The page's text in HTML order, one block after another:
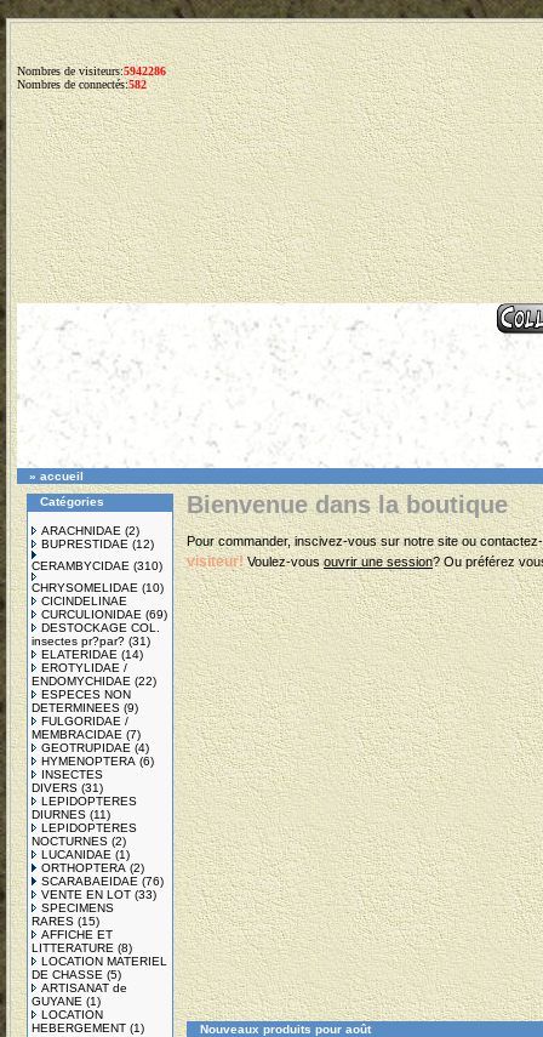
Nombres de visiteurs:5942286
Nombres de connectés:582
» accueil
Catégories
ARACHNIDAE (2)
BUPRESTIDAE (12)
CERAMBYCIDAE (310)
CHRYSOMELIDAE (10)
CICINDELINAE
CURCULIONIDAE (69)
DESTOCKAGE COL.
insectes pr?par? (31)
ELATERIDAE (14)
EROTYLIDAE /
ENDOMYCHIDAE (22)
ESPECES NON
DETERMINEES (9)
FULGORIDAE /
MEMBRACIDAE (7)
GEOTRUPIDAE (4)
HYMENOPTERA (6)
INSECTES
DIVERS (31)
LEPIDOPTERES
DIURNES (11)
LEPIDOPTERES
NOCTURNES (2)
LUCANIDAE (1)
ORTHOPTERA (2)
SCARABAEIDAE (76)
VENTE EN LOT (33)
SPECIMENS
RARES (15)
AFFICHE ET
LITTERATURE (8)
LOCATION MATERIEL
DE CHASSE (5)
ARTISANAT de
GUYANE (1)
LOCATION
HEBERGEMENT (1)
Bienvenue dans la boutique
Pour commander, inscivez-vous sur notre site ou
visiteur!Voulez-vous ouvrir une session? Ou préférez
Nouveaux produits pour août